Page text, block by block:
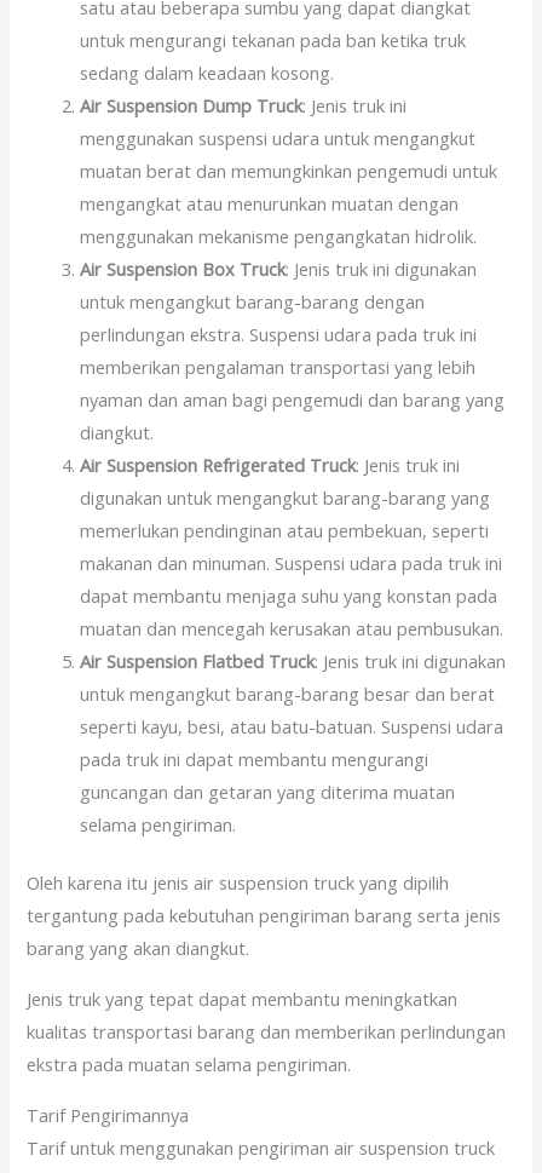
satu atau beberapa sumbu yang dapat diangkat
untuk mengurangi tekanan pada ban ketika truk
sedang dalam keadaan kosong.
Air Suspension Dump Truck: Jenis truk ini
menggunakan suspensi udara untuk mengangkut
muatan berat dan memungkinkan pengemudi untuk
mengangkat atau menurunkan muatan dengan
menggunakan mekanisme pengangkatan hidrolik.
Air Suspension Box Truck: Jenis truk ini digunakan
untuk mengangkut barang-barang dengan
perlindungan ekstra. Suspensi udara pada truk ini
memberikan pengalaman transportasi yang lebih
nyaman dan aman bagi pengemudi dan barang yang
diangkut.
Air Suspension Refrigerated Truck: Jenis truk ini
digunakan untuk mengangkut barang-barang yang
memerlukan pendinginan atau pembekuan, seperti
makanan dan minuman. Suspensi udara pada truk ini
dapat membantu menjaga suhu yang konstan pada
muatan dan mencegah kerusakan atau pembusukan.
Air Suspension Flatbed Truck: Jenis truk ini digunakan
untuk mengangkut barang-barang besar dan berat
seperti kayu, besi, atau batu-batuan. Suspensi udara
pada truk ini dapat membantu mengurangi
guncangan dan getaran yang diterima muatan
selama pengiriman.
Oleh karena itu jenis air suspension truck yang dipilih
tergantung pada kebutuhan pengiriman barang serta jenis
barang yang akan diangkut.
Jenis truk yang tepat dapat membantu meningkatkan
kualitas transportasi barang dan memberikan perlindungan
ekstra pada muatan selama pengiriman.
Tarif Pengirimannya
Tarif untuk menggunakan pengiriman air suspension truck